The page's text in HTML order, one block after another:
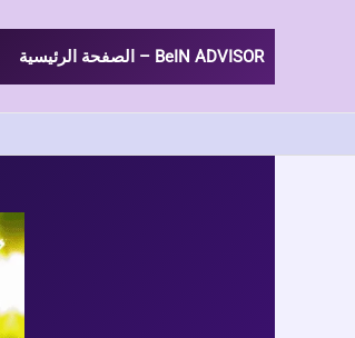
BeIN ADVISOR – الصفحة الرئيسية